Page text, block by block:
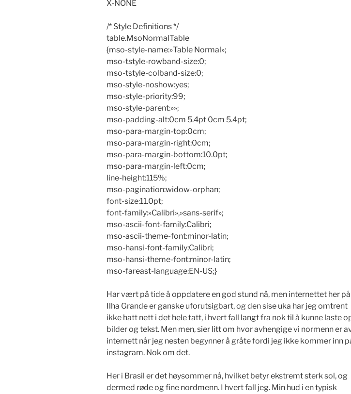
X-NONE
/* Style Definitions */
table.MsoNormalTable
{mso-style-name:»Table Normal»;
mso-tstyle-rowband-size:0;
mso-tstyle-colband-size:0;
mso-style-noshow:yes;
mso-style-priority:99;
mso-style-parent:»»;
mso-padding-alt:0cm 5.4pt 0cm 5.4pt;
mso-para-margin-top:0cm;
mso-para-margin-right:0cm;
mso-para-margin-bottom:10.0pt;
mso-para-margin-left:0cm;
line-height:115%;
mso-pagination:widow-orphan;
font-size:11.0pt;
font-family:»Calibri»,»sans-serif»;
mso-ascii-font-family:Calibri;
mso-ascii-theme-font:minor-latin;
mso-hansi-font-family:Calibri;
mso-hansi-theme-font:minor-latin;
mso-fareast-language:EN-US;}
Har vært på tide å oppdatere en god stund nå, men internettet her på
Ilha Grande er ganske uforutsigbart, og den sise uka har jeg omtrent
ikke hatt nett i det hele tatt, i hvert fall langt fra nok til å kunne laste
bilder og tekst. Men men, sier litt om hvor avhengige vi normenn er
internett når jeg nesten begynner å gråte fordi jeg ikke kommer inn
instagram. Nok om det.
Her i Brasil er det høysommer nå, hvilket betyr ekstremt sterk sol, og
dermed røde og fine nordmenn. I hvert fall jeg. Min hud i en typisk